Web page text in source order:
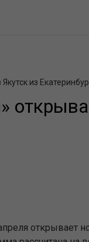
из
открывает